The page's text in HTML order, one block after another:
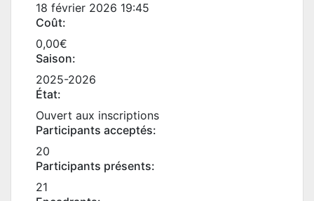
18 février 2026 19:45
Coût:
0,00€
Saison:
2025-2026
État:
Ouvert aux inscriptions
Participants acceptés:
20
Participants présents:
21